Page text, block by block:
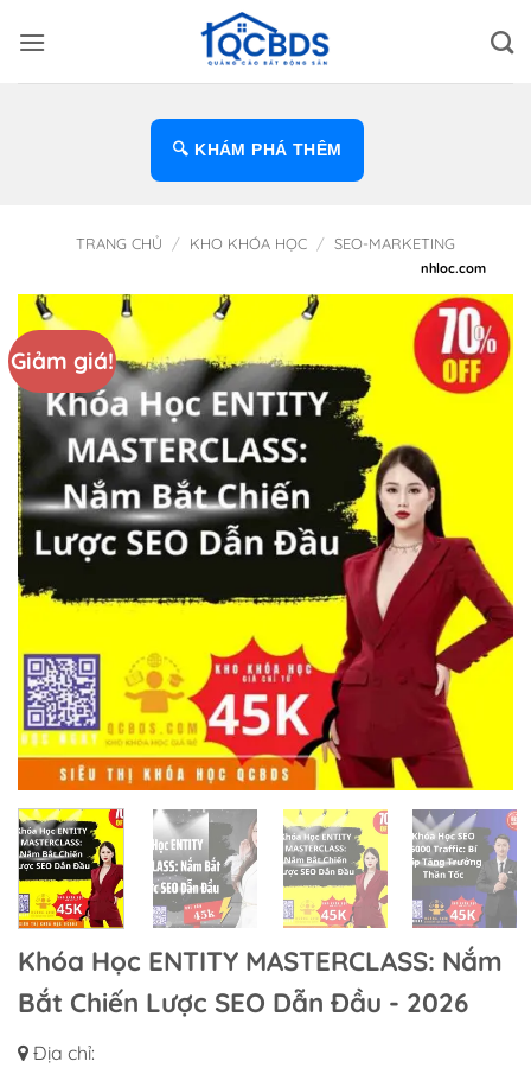
qua
🔍 KHÁM PHÁ THÊM
TRANG CHỦ / KHO KHÓA HỌC / SEO-MARKETING
Giảm giá!
Khóa Học ENTITY MASTERCLASS: Nắm
Bắt Chiến Lược SEO Dẫn Đầu - 2026
Địa chỉ: